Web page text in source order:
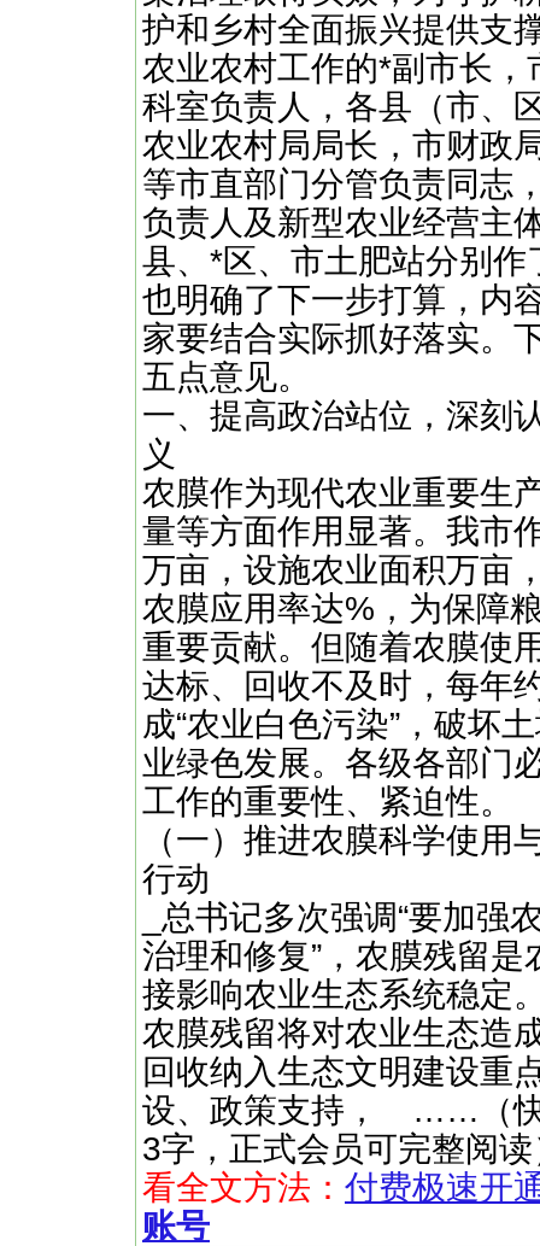
护和乡村全面振兴提供支
农业农村工作的*副市长
科室负责人，各县（市、
农业农村局局长，市财政
等市直部门分管负责同志
负责人及新型农业经营主
县、*区、市土肥站分别
也明确了下一步打算，内
家要结合实际抓好落实。
五点意见。
一、提高政治站位，深刻
义
农膜作为现代农业重要生
量等方面作用显著。我市
万亩，设施农业面积万亩
农膜应用率达%，为保障
重要贡献。但随着农膜使
达标、回收不及时，每年
成“农业白色污染”，破坏
业绿色发展。各级各部门
工作的重要性、紧迫性。
（一）推进农膜科学使
行动
_总书记多次强调“要加
治理和修复”，农膜残留
接影响农业生态系统稳定
农膜残留将对农业生态造
回收纳入生态文明建设重
设、政策支持， ……（快
3字，正式会员可完整阅
看全文方法： 付费极速开
账号